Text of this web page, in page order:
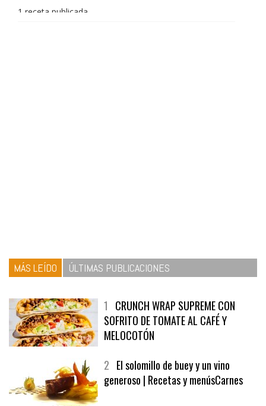
1 receta publicada
1CRUNCH WRAP SUPREME CON
SOFRITO DE TOMATE AL CAFÉ Y
MELOCOTÓN
2El solomillo de buey y un vino